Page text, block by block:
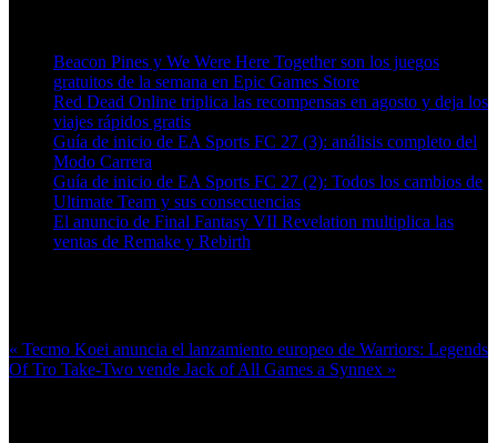
Beacon Pines y We Were Here Together son los juegos
gratuitos de la semana en Epic Games Store
Red Dead Online triplica las recompensas en agosto y deja los
viajes rápidos gratis
Guía de inicio de EA Sports FC 27 (3): análisis completo del
Modo Carrera
Guía de inicio de EA Sports FC 27 (2): Todos los cambios de
Ultimate Team y sus consecuencias
El anuncio de Final Fantasy VII Revelation multiplica las
ventas de Remake y Rebirth
« Tecmo Koei anuncia el lanzamiento europeo de Warriors: Legends
Of Tro Take-Two vende Jack of All Games a Synnex »